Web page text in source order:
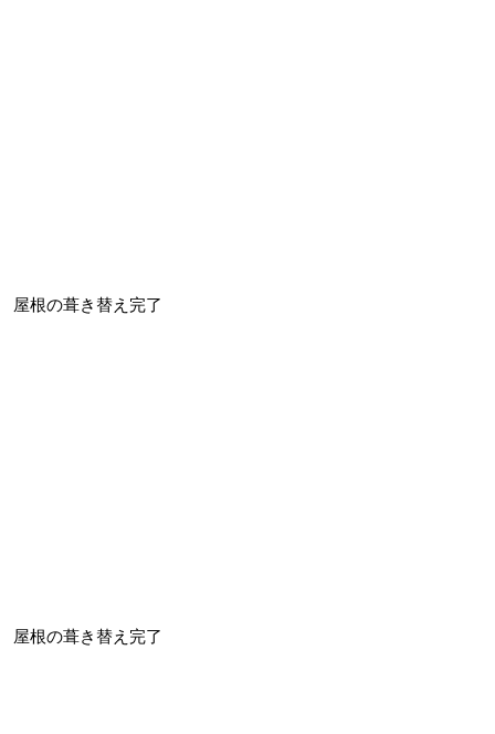
屋根の葺き替え完了
屋根の葺き替え完了